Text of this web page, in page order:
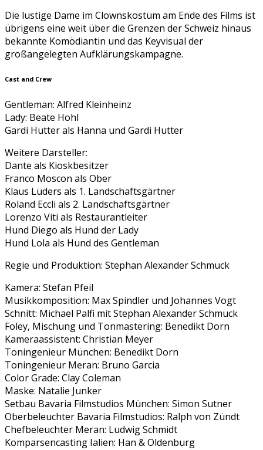
Die lustige Dame im Clownskostüm am Ende des Films ist
übrigens eine weit über die Grenzen der Schweiz hinaus
bekannte Komödiantin und das Keyvisual der
großangelegten Aufklärungskampagne.
Cast and Crew
Gentleman: Alfred Kleinheinz
Lady: Beate Hohl
Gardi Hutter als Hanna und Gardi Hutter
Weitere Darsteller:
Dante als Kioskbesitzer
Franco Moscon als Ober
Klaus Lüders als 1. Landschaftsgärtner
Roland Eccli als 2. Landschaftsgärtner
Lorenzo Viti als Restaurantleiter
Hund Diego als Hund der Lady
Hund Lola als Hund des Gentleman
Regie und Produktion: Stephan Alexander Schmuck
Kamera: Stefan Pfeil
Musikkomposition: Max Spindler und Johannes Vogt
Schnitt: Michael Palfi mit Stephan Alexander Schmuck
Foley, Mischung und Tonmastering: Benedikt Dorn
Kameraassistent: Christian Meyer
Toningenieur München: Benedikt Dorn
Toningenieur Meran: Bruno Garcia
Color Grade: Clay Coleman
Maske: Natalie Junker
Setbau Bavaria Filmstudios München: Simon Sutner
Oberbeleuchter Bavaria Filmstudios: Ralph von Zündt
Chefbeleuchter Meran: Ludwig Schmidt
Komparsencasting Ialien: Han & Oldenburg